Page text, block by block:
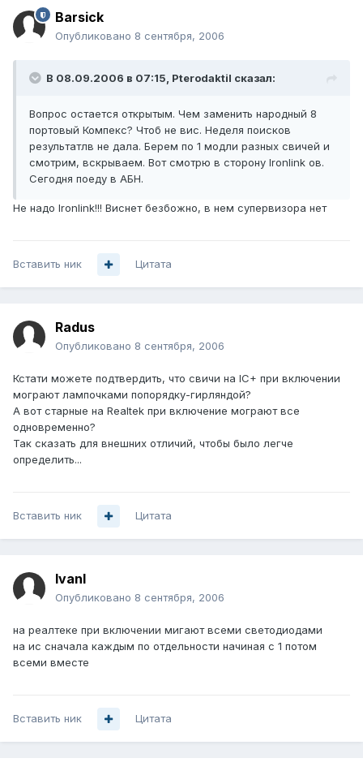
Barsick
Опубликовано 8 сентября, 2006
В 08.09.2006 в 07:15, Pterodaktil сказал:
Вопрос остается открытым. Чем заменить народный 8
портовый Компекс? Чтоб не вис. Неделя поисков
результатлв не дала. Берем по 1 модли разных свичей и
смотрим, вскрываем. Вот смотрю в сторону Ironlink ов.
Сегодня поеду в АБН.
Не надо Ironlink!!! Виснет безбожно, в нем супервизора нет
Вставить ник Цитата
Radus
Опубликовано 8 сентября, 2006
Кстати можете подтвердить, что свичи на IC+ при включении
мограют лампочками попорядку-гирляндой?
А вот старные на Realtek при включение мограют все
одновременно?
Так сказать для внешних отличий, чтобы было легче
определить...
Вставить ник Цитата
IvanI
Опубликовано 8 сентября, 2006
на реалтеке при включении мигают всеми светодиодами
на ис сначала каждым по отдельности начиная с 1 потом
всеми вместе
Вставить ник Цитата